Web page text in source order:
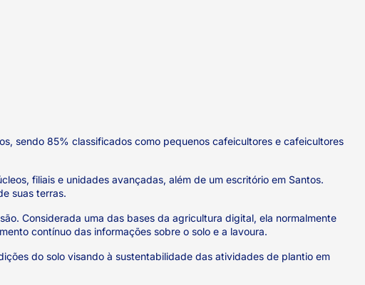
sendo 85% classificados como pequenos cafeicultores e cafeicultores
filiais e unidades avançadas, além de um escritório em Santos.
suas terras.
Considerada uma das bases da agricultura digital, ela normalmente
contínuo das informações sobre o solo e a lavoura.
do solo visando à sustentabilidade das atividades de plantio em